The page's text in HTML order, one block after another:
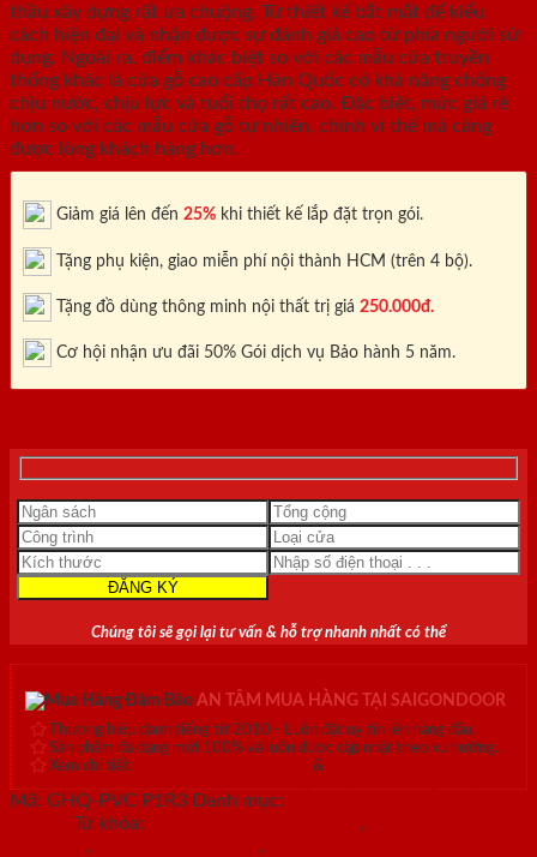
thầu xây dựng rất ưa chuộng. Từ thiết kế bắt mắt để kiểu
cách hiện đại và nhận được sự đánh giá cao từ phía người sử
dụng. Ngoài ra, điểm khác biệt so với các mẫu cửa truyền
thống khác là cửa gỗ cao cấp Hàn Quốc có khả năng chống
chịu nước, chịu lực và tuổi thọ rất cao. Đặc biệt, mức giá rẻ
hơn so với các mẫu cửa gỗ tự nhiên, chính vì thế mà càng
được lòng khách hàng hơn.
Giảm giá lên đến 25% khi thiết kế lắp đặt trọn gói.
Tặng phụ kiện, giao miễn phí nội thành HCM (trên 4 bộ).
Tặng đồ dùng thông minh nội thất trị giá 250.000đ.
Cơ hội nhận ưu đãi 50% Gói dịch vụ Bảo hành 5 năm.
Chúng tôi sẽ gọi lại tư vấn & hỗ trợ nhanh nhất có thể
AN TÂM MUA HÀNG TẠI SAIGONDOOR
Thương hiệu danh tiếng từ 2010 - Luôn đặt uy tín lên hàng đầu.
Sản phẩm đa dạng mới 100% và luôn được cập nhật theo xu hướng.
Xem chi tiết:
&
Mã: GHQ-PVC P1R3 Danh mục:
Từ khóa: ,
, ,